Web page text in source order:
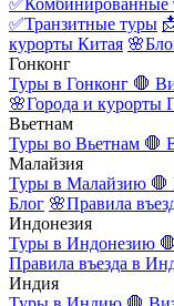
✅Комбинированные
✅Транзитные туры
курорты Китая
Гонконг
Туры в Гонконг 🛑
🌸Города и курорты
Вьетнам
Туры во Вьетнам 🛑
Малайзия
Туры в Малайзию 🛑
Блог 🌸Правила
Индонезия
Туры в Индонезию
Правила въезда в
Индия